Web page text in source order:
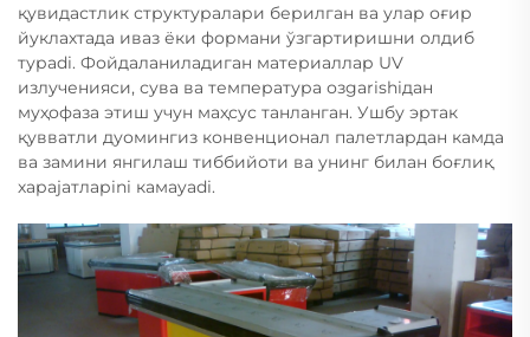
қувидастлик структуралари берилган ва улар оғир
йуклахтада иваз ёки формани ўзгартиришни олдиб
турadi. Фойдаланиладиган материаллар UV
излученияси, сува ва температура озgarishiдан
муҳофаза этиш учун маҳсус танланган. Ушбу эртак
қувватли дуомингиз конвенционал палетлардан камда
ва замини янгилаш тиббийоти ва унинг билан боғлиқ
харajатларini камayadi.